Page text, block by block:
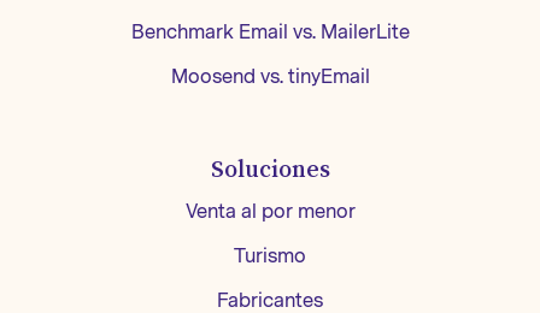
Benchmark Email vs. MailerLite
Moosend vs. tinyEmail
Soluciones
Venta al por menor
Turismo
Fabricantes